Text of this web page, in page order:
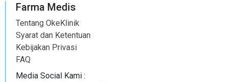
Farma Medis
Tentang OkeKlinik
Syarat dan Ketentuan
Kebijakan Privasi
FAQ
Media Social Kami :